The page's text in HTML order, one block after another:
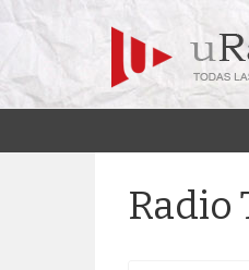
Radio